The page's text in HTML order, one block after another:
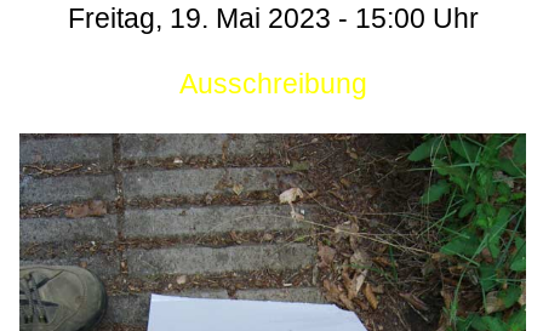
Freitag, 19. Mai 2023 - 15:00 Uhr
Ausschreibung